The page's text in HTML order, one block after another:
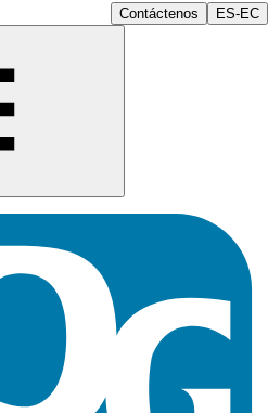
Contáctenos ES-EC